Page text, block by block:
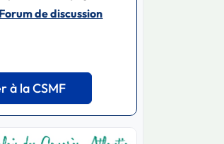
Forum de discussion
à la CSMF